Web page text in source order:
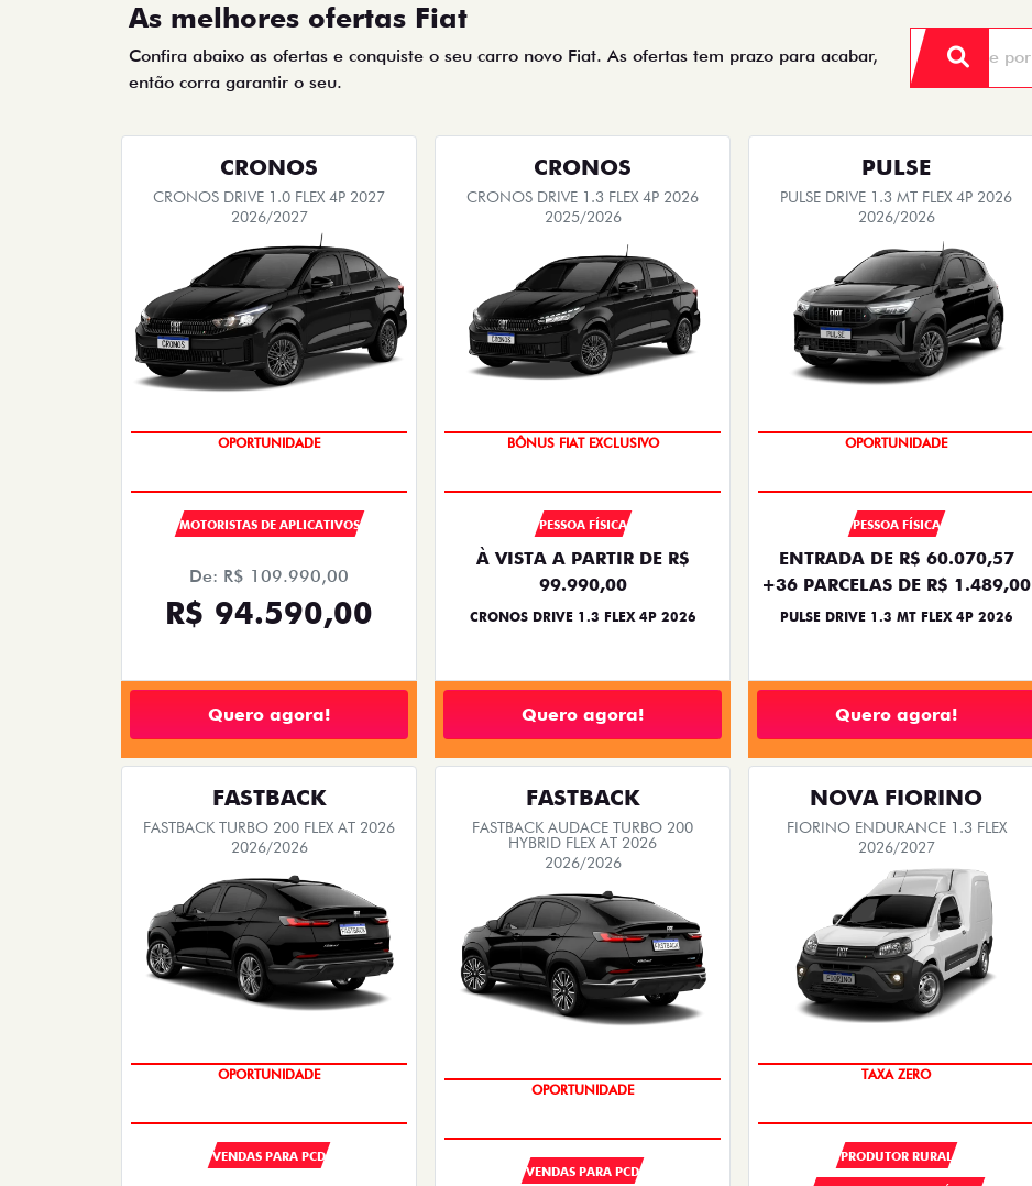
As melhores ofertas Fiat
Confira abaixo as ofertas e conquiste o seu carro novo Fiat. As ofertas tem prazo para acabar,
então corra garantir o seu.
CRONOS
CRONOS DRIVE 1.0 FLEX 4P 2027
2026/2027
OPORTUNIDADE
MOTORISTAS DE APLICATIVOS
De: R$ 109.990,00
R$ 94.590,00
Quero agora!
CRONOS
CRONOS DRIVE 1.3 FLEX 4P 2026
2025/2026
SUPER DESCONTO
PESSOA FÍSICA
À VISTA A PARTIR DE R$
99.990,00
CRONOS DRIVE 1.3 FLEX 4P 2026
Quero agora!
PULSE
PULSE DRIVE 1.3 MT FLEX 4P 2026
2026/2026
PESSOA FÍSICA
ENTRADA DE R$ 60.070,57
+36 PARCELAS DE R$ 1.489,00
PULSE DRIVE 1.3 MT FLEX 4P 2026
Quero agora!
FASTBACK
FASTBACK TURBO 200 FLEX AT 2026
2026/2026
OPORTUNIDADE
VENDAS PARA PCD
FASTBACK
FASTBACK AUDACE TURBO 200
HYBRID FLEX AT 2026
2026/2026
OPORTUNIDADE
VENDAS PARA PCD
NOVA FIORINO
FIORINO ENDURANCE 1.3 FLEX
2026/2027
TAXA ZERO
PRODUTOR RURAL